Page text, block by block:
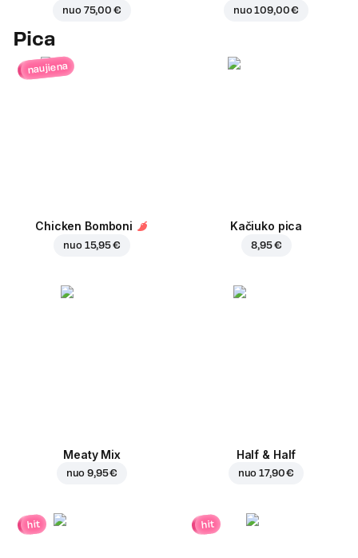
nuo 75,00 € nuo109,00 €
Pica
naujiena
Chicken Bomboni
nuo 15,95 €
Kačiuko pica
8,95 €
Meaty Mix
nuo9,95 €
Half & Half
nuo17,90 €
hit hit